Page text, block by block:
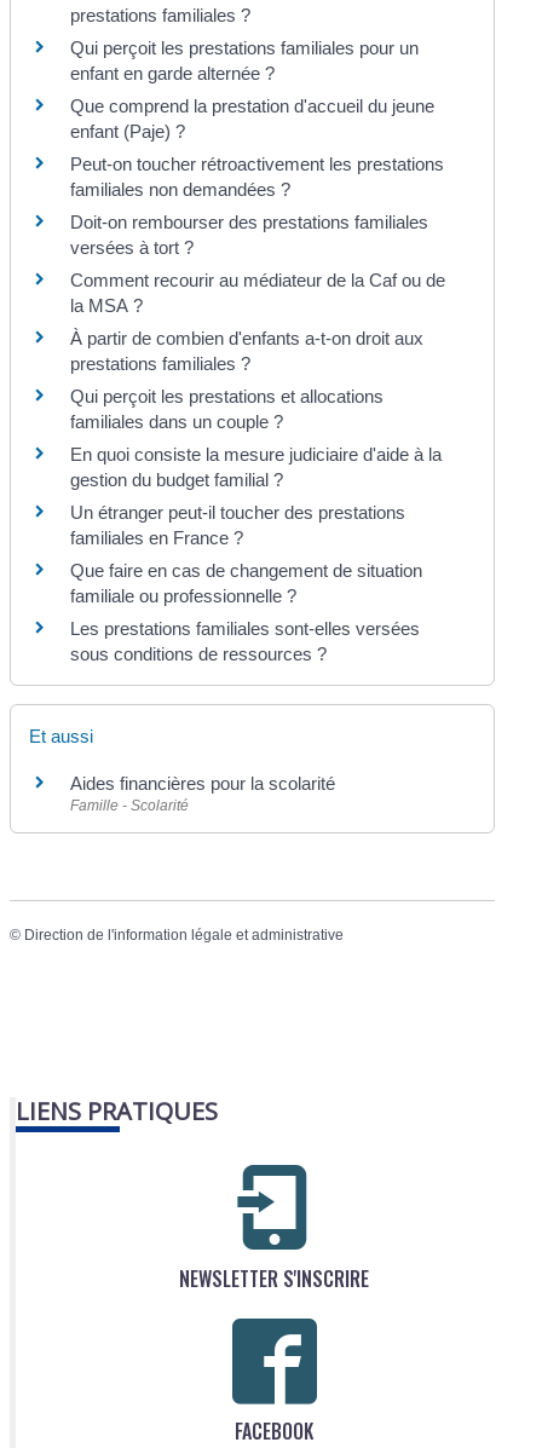
prestations familiales ?
Qui perçoit les prestations familiales pour un
enfant en garde alternée ?
Que comprend la prestation d'accueil du jeune
enfant (Paje) ?
Peut-on toucher rétroactivement les prestations
familiales non demandées ?
Doit-on rembourser des prestations familiales
versées à tort ?
Comment recourir au médiateur de la Caf ou de
la MSA ?
À partir de combien d'enfants a-t-on droit aux
prestations familiales ?
Qui perçoit les prestations et allocations
familiales dans un couple ?
En quoi consiste la mesure judiciaire d'aide à la
gestion du budget familial ?
Un étranger peut-il toucher des prestations
familiales en France ?
Que faire en cas de changement de situation
familiale ou professionnelle ?
Les prestations familiales sont-elles versées
sous conditions de ressources ?
Et aussi
Aides financières pour la scolarité
Famille - Scolarité
© Direction de l'information légale et administrative
LIENS PRATIQUES
NEWSLETTER S'INSCRIRE
FACEBOOK